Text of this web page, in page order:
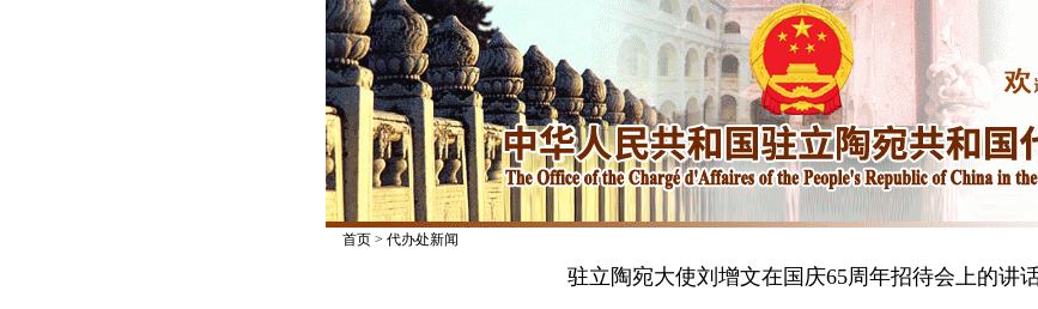
首页> 代办处新闻
驻立陶宛大使刘增文在国庆65周年招待会上的讲